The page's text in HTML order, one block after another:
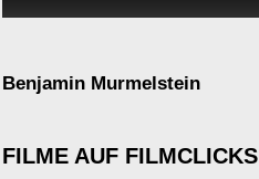
Benjamin Murmelstein
FILME AUF FILMCLICKS